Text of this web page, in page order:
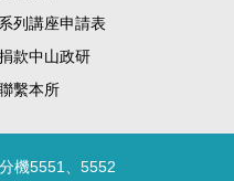
系列講座申請表
款中山政研
繫本所
機5551、5552